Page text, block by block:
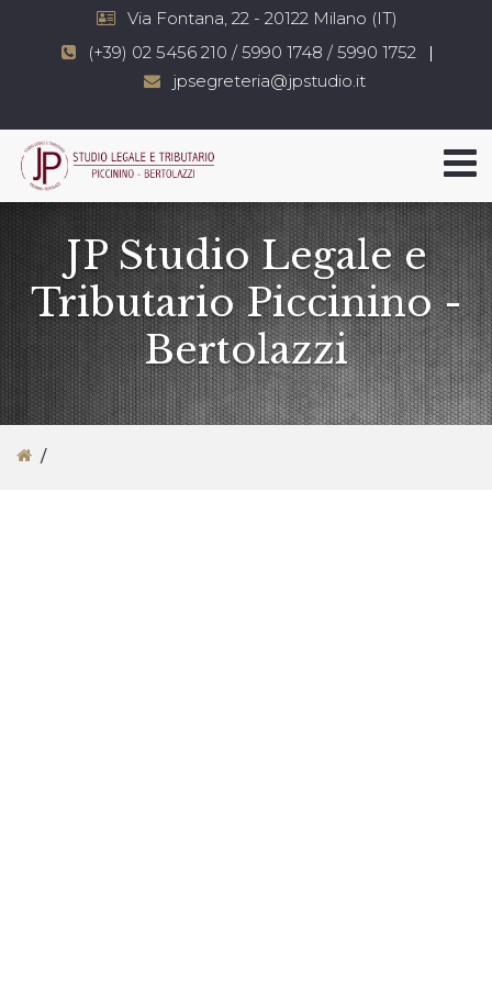
Via Fontana, 22 - 20122 Milano (IT)
(+39) 02 5456 210 / 5990 1748 / 5990 1752
jpsegreteria@jpstudio.it
JP Studio Legale e
Tributario Piccinino -
Bertolazzi